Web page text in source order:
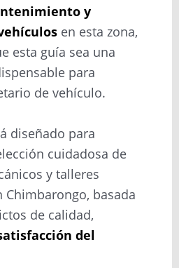
y
en esta zona,
esta guía sea una
para
de vehículo.
diseñado para
cuidadosa de
y talleres
basada
de calidad,
del